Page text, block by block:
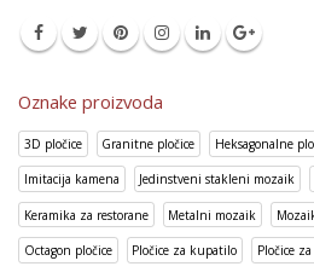
Oznake proizvoda
3D pločice Granitne pločice Heksagonalne
Imitacija kamena Jedinstveni stakleni mozaik
Keramika za restorane Metalni mozaik
Octagon pločice Pločice za kupatilo Pločice za